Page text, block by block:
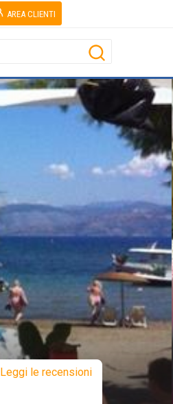
AREA CLIENTI
Leggi le recensioni